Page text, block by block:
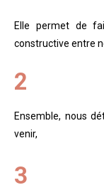
Elle permet de
constructive entre
2
Ensemble, nous
venir,
3